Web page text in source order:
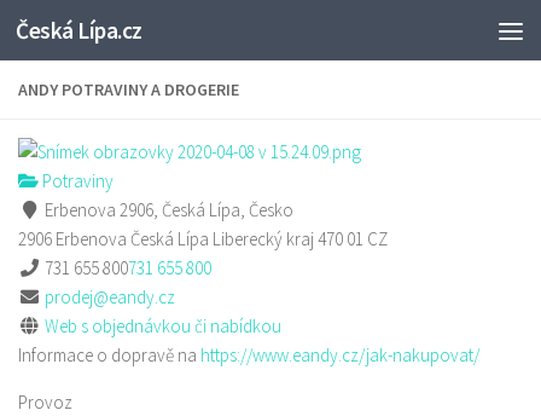
Skip to content
Česká Lípa.cz
ANDY POTRAVINY A DROGERIE
Potraviny
Erbenova 2906, Česká Lípa, Česko
2906 Erbenova Česká Lípa Liberecký kraj470 01 CZ
731 655 800731 655 800
prodej@eandy.cz
Web s objednávkou či nabídkou
Informace o dopravě na https://www.eandy.cz/jak-nakupovat/
Provoz